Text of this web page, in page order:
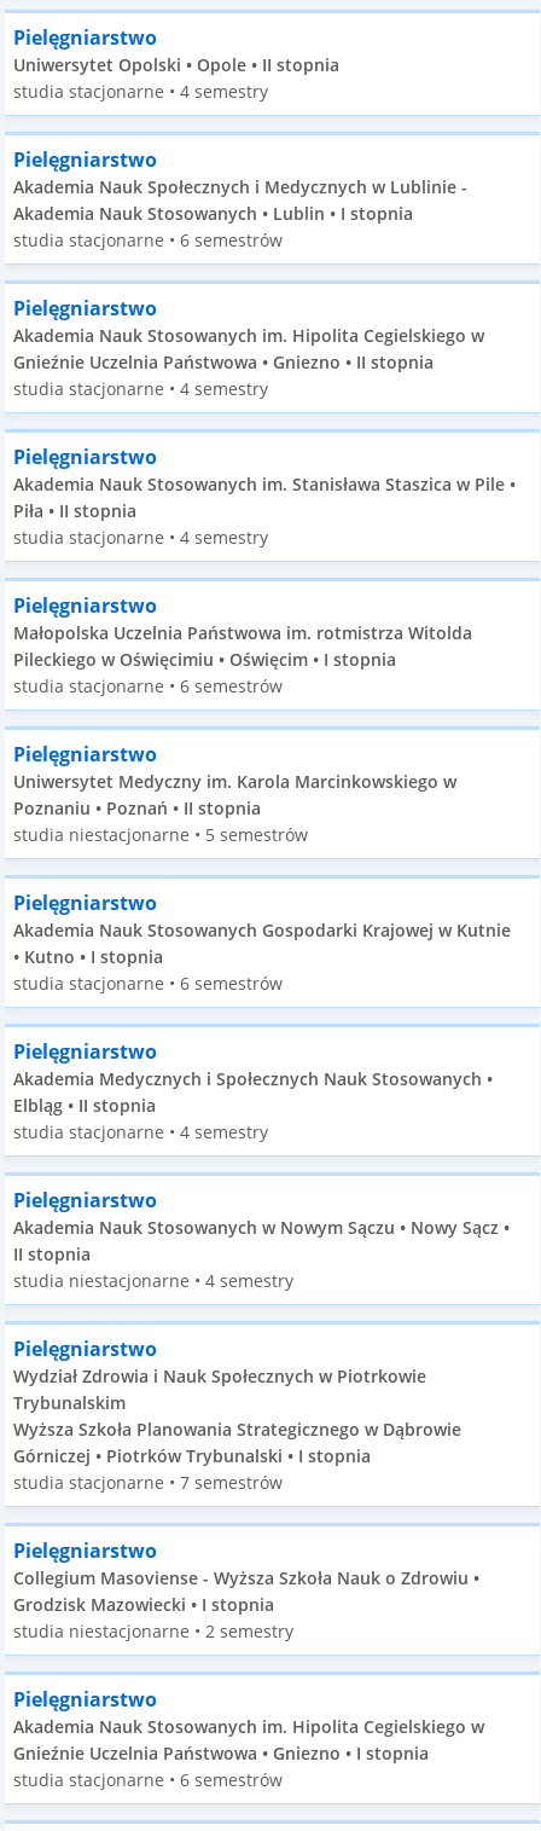
Pielęgniarstwo
Uniwersytet Opolski • Opole • II stopnia
studia stacjonarne • 4 semestry
Pielęgniarstwo
Akademia Nauk Społecznych i Medycznych w Lublinie -
Akademia Nauk Stosowanych • Lublin • I stopnia
studia stacjonarne • 6 semestrów
Pielęgniarstwo
Akademia Nauk Stosowanych im. Hipolita Cegielskiego w
Gnieźnie Uczelnia Państwowa • Gniezno • II stopnia
studia stacjonarne • 4 semestry
Pielęgniarstwo
Akademia Nauk Stosowanych im. Stanisława Staszica w Pile •
Piła • II stopnia
studia stacjonarne • 4 semestry
Pielęgniarstwo
Małopolska Uczelnia Państwowa im. rotmistrza Witolda
Pileckiego w Oświęcimiu • Oświęcim • I stopnia
studia stacjonarne • 6 semestrów
Pielęgniarstwo
Uniwersytet Medyczny im. Karola Marcinkowskiego w
Poznaniu • Poznań • II stopnia
studia niestacjonarne • 5 semestrów
Pielęgniarstwo
Akademia Nauk Stosowanych Gospodarki Krajowej w Kutnie
• Kutno • I stopnia
studia stacjonarne • 6 semestrów
Pielęgniarstwo
Akademia Medycznych i Społecznych Nauk Stosowanych •
Elbląg • II stopnia
studia stacjonarne • 4 semestry
Pielęgniarstwo
Akademia Nauk Stosowanych w Nowym Sączu • Nowy Sącz •
II stopnia
studia niestacjonarne • 4 semestry
Pielęgniarstwo
Wydział Zdrowia i Nauk Społecznych w Piotrkowie
Trybunalskim
Wyższa Szkoła Planowania Strategicznego w Dąbrowie
Górniczej • Piotrków Trybunalski • I stopnia
studia stacjonarne • 7 semestrów
Pielęgniarstwo
Collegium Masoviense - Wyższa Szkoła Nauk o Zdrowiu •
Grodzisk Mazowiecki • I stopnia
studia niestacjonarne • 2 semestry
Pielęgniarstwo
Akademia Nauk Stosowanych im. Hipolita Cegielskiego w
Gnieźnie Uczelnia Państwowa • Gniezno • I stopnia
studia stacjonarne • 6 semestrów